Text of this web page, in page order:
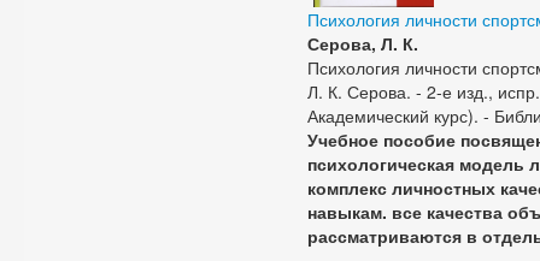
Психология личности
Серова, Л. К.
Психология личности
Л. К. Серова. - 2-е изд.,
Академический курс). -
Учебное пособие
психологическая модель
комплекс личностных
навыкам. все качества
рассматриваются в